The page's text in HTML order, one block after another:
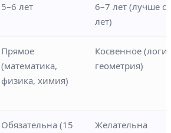
5–6 лет
6–7 лет (лучше с
лет)
Прямое
(математика,
физика, химия)
Косвенное
геометрия)
Обязательна (15
Желательна